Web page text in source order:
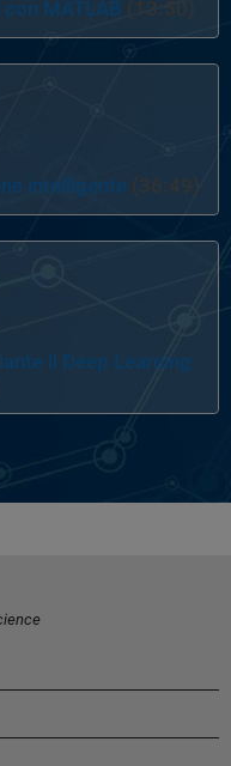
MATLAB (13:50)
intelligente (36:49)
il Deep Learning